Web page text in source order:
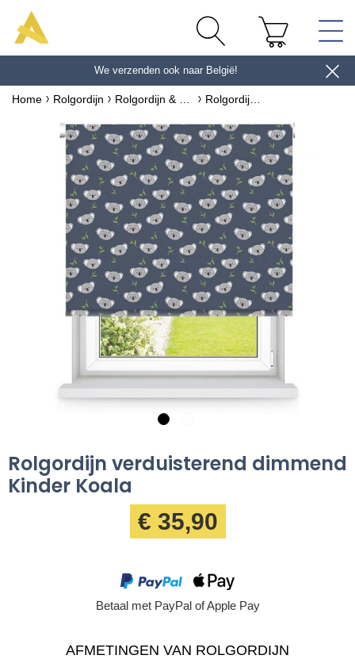
en ontvang 10 € *
We verzenden ook naar België!
Home Rolgordijn
Vind de perfecte foto voor je
project
Rolgordijn verduisterend dimmend
Kinder Koala
€ 35,90
Betaal met PayPal of Apple Pay
AFMETINGEN VAN ROLGORDIJN